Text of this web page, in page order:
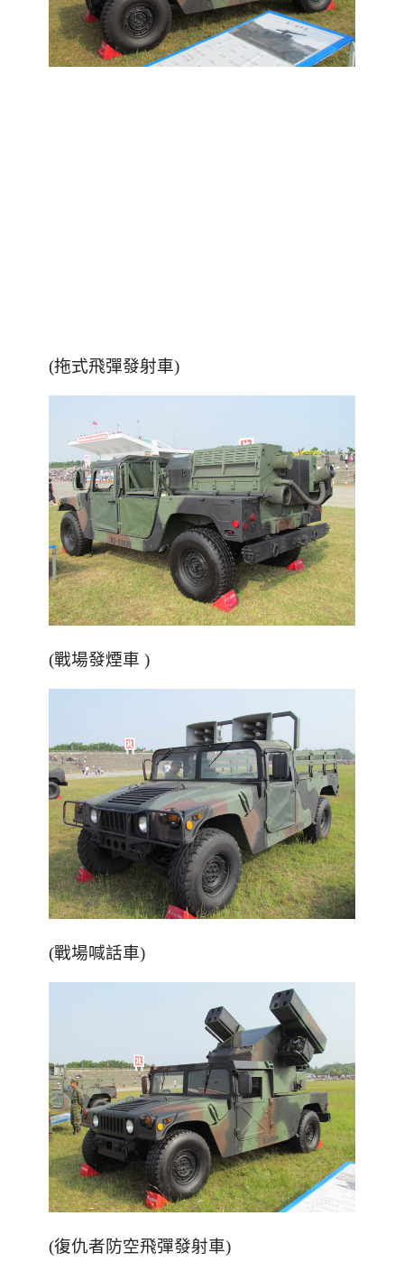
(拖式飛彈發射車)
(戰場發煙車 )
(戰場喊話車)
(復仇者防空飛彈發射車)